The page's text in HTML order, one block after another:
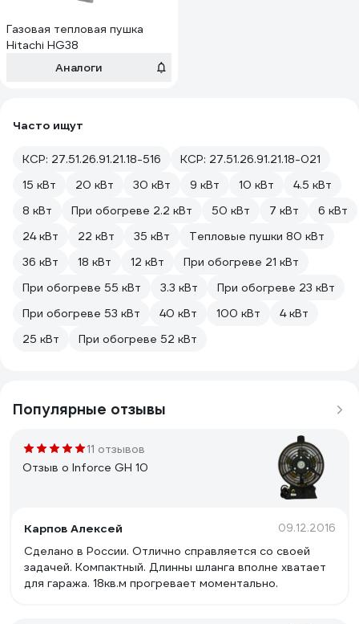
Газовая тепловая пушка
Hitachi HG38
Аналоги
Часто ищут
КСР: 27.51.26.91.21.18-516
КСР: 27.51.26.91.21.18-021
15 кВт
20 кВт 30 кВт 9 кВт 10 кВт
4.5 кВт
8 кВт
При обогреве 2.2 кВт 50 кВт 7 кВт
6 кВт
24 кВт
22 кВт 35 кВт
Тепловые пушки 80 кВт
36 кВт
18 кВт 12 кВт
При обогреве 21 кВт
При обогреве 55 кВт
3.3 кВт
При обогреве 23 кВт
При обогреве 53 кВт
40 кВт 100 кВт
4 кВт
25 кВт
При обогреве 52 кВт
Популярные отзывы
11 отзывов
Отзыв о Inforce GH 10
Карпов Алексей 09.12.2016
Сделано в России. Отлично справляется со своей
задачей. Компактный. Длинны шланга вполне хватает
для гаража. 18кв.м прогревает моментально.